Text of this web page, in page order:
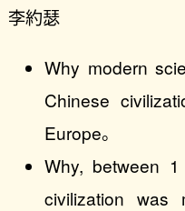
李約瑟
Why modern
Chinese
Europe。
Why, between
civilization was